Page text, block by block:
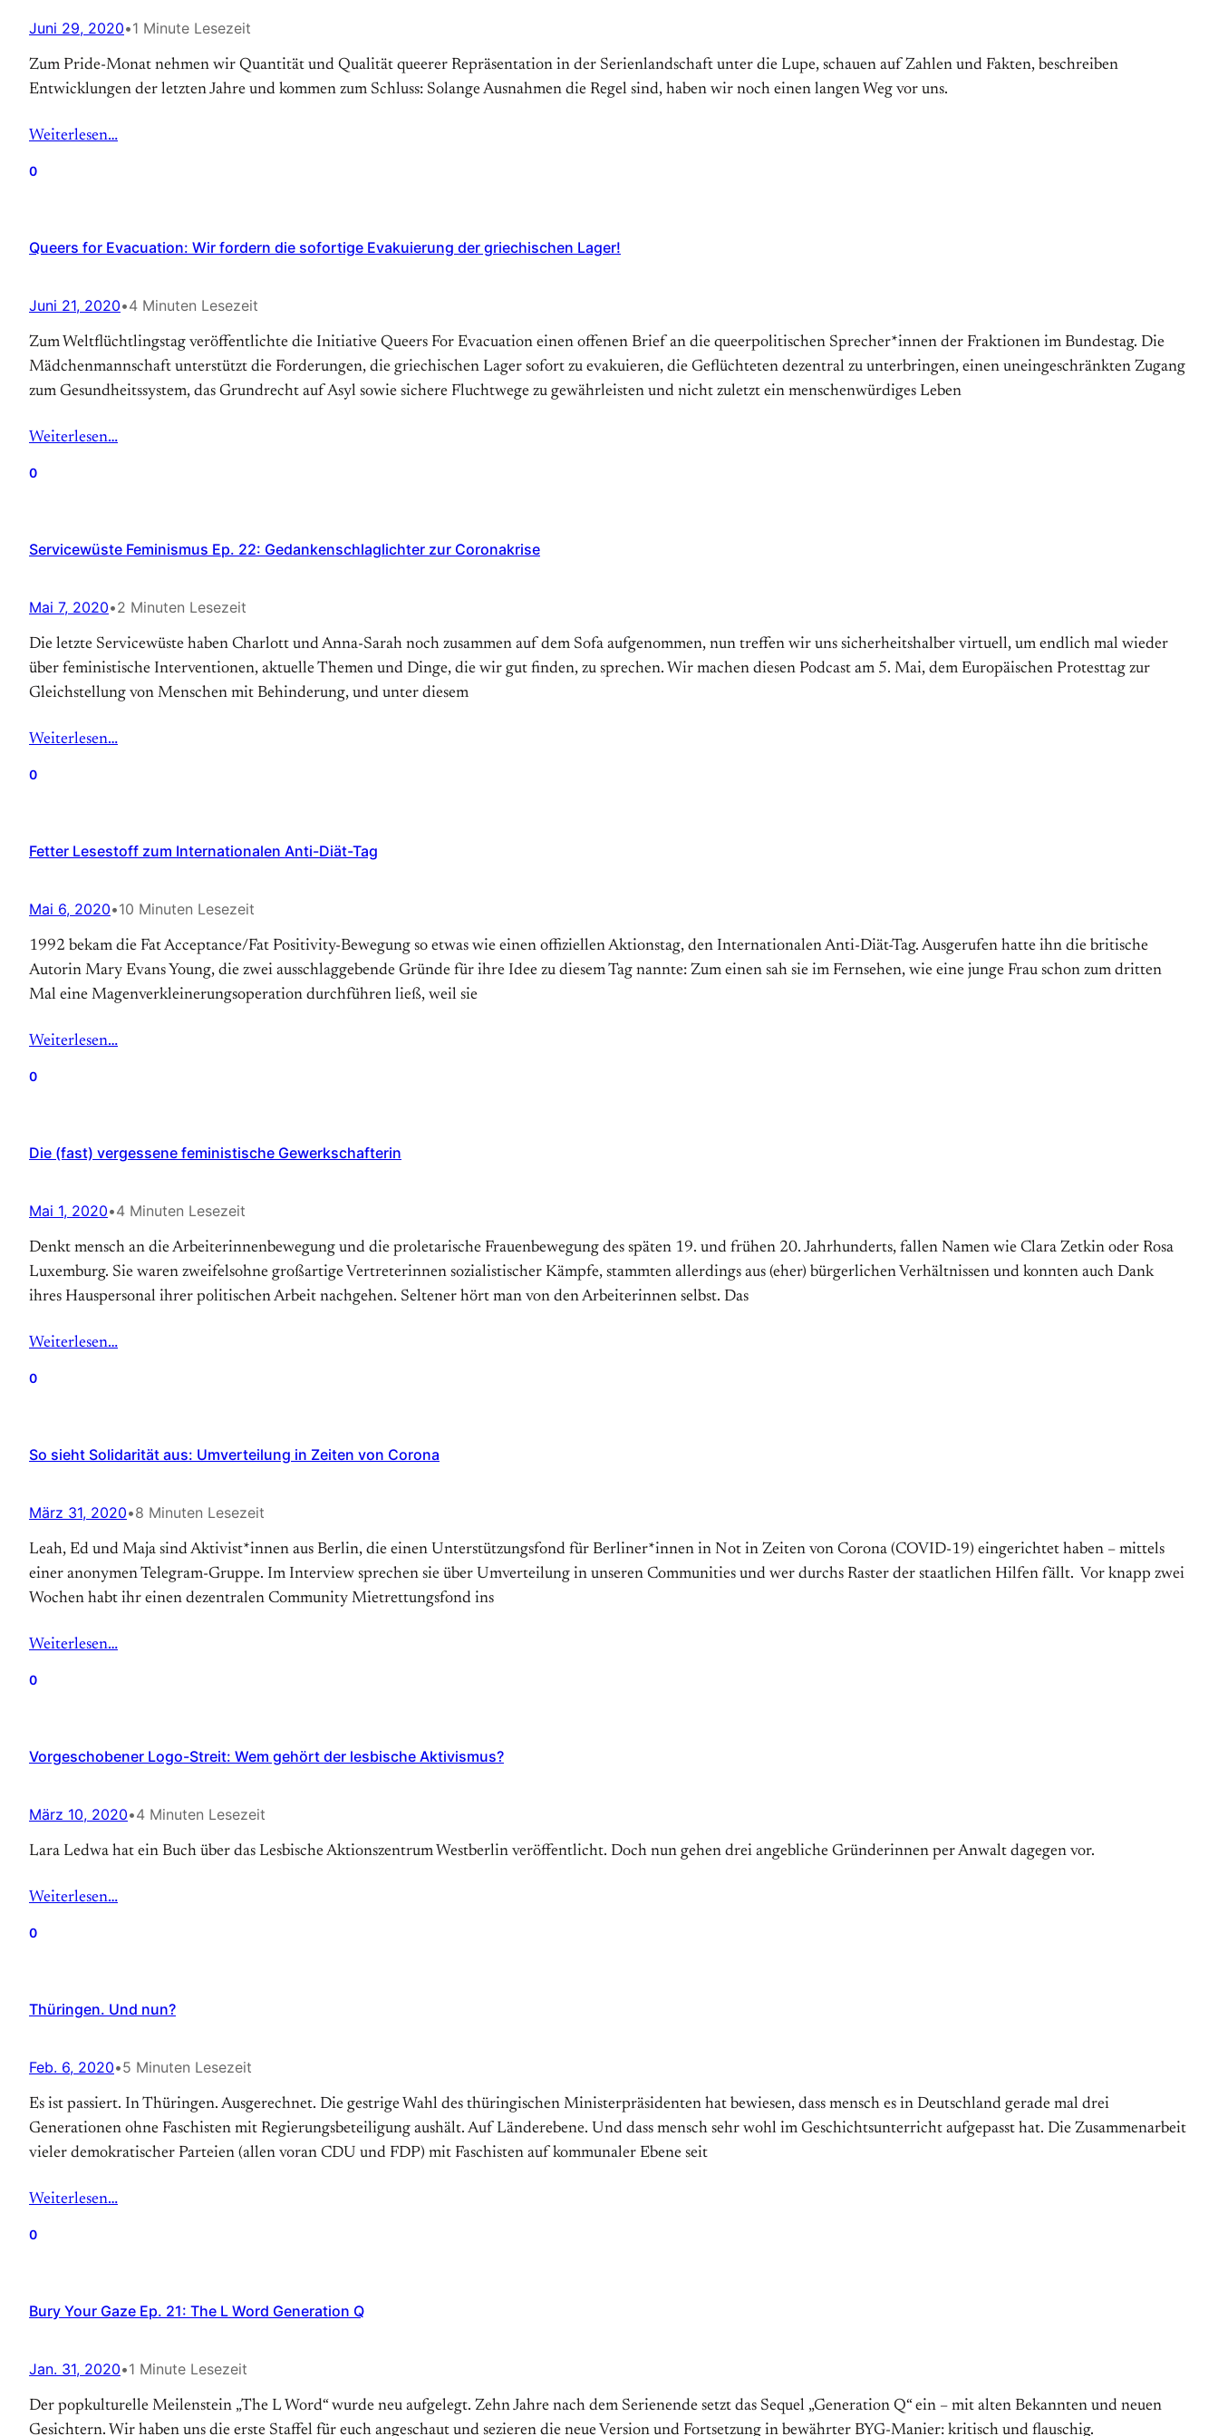
Juni 29, 2020•1 Minute Lesezeit
Zum Pride-Monat nehmen wir Quantität und Qualität queerer Repräsentation in der Serienlandschaft unter die Lupe, schauen auf Zahlen und Fakten, beschreiben
Entwicklungen der letzten Jahre und kommen zum Schluss: Solange Ausnahmen die Regel sind, haben wir noch einen langen Weg vor uns.
Weiterlesen…
0
Queers for Evacuation: Wir fordern die sofortige Evakuierung der griechischen Lager!
Juni 21, 2020•4 Minuten Lesezeit
Zum Weltflüchtlingstag veröffentlichte die Initiative Queers For Evacuation einen offenen Brief an die queerpolitischen Sprecher*innen der Fraktionen im Bundestag. Die
Mädchenmannschaft unterstützt die Forderungen, die griechischen Lager sofort zu evakuieren, die Geflüchteten dezentral zu unterbringen, einen uneingeschränkten Zugang
zum Gesundheitssystem, das Grundrecht auf Asyl sowie sichere Fluchtwege zu gewährleisten und nicht zuletzt ein menschenwürdiges Leben
Weiterlesen…
0
Servicewüste Feminismus Ep. 22: Gedankenschlaglichter zur Coronakrise
Mai 7, 2020•2 Minuten Lesezeit
Die letzte Servicewüste haben Charlott und Anna-Sarah noch zusammen auf dem Sofa aufgenommen, nun treffen wir uns sicherheitshalber virtuell, um endlich mal wieder
über feministische Interventionen, aktuelle Themen und Dinge, die wir gut finden, zu sprechen. Wir machen diesen Podcast am 5. Mai, dem Europäischen Protesttag zur
Gleichstellung von Menschen mit Behinderung, und unter diesem
Weiterlesen…
0
Fetter Lesestoff zum Internationalen Anti-Diät-Tag
Mai 6, 2020•10 Minuten Lesezeit
1992 bekam die Fat Acceptance/Fat Positivity-Bewegung so etwas wie einen offiziellen Aktions­tag, den Internationalen Anti-Diät-Tag. Aus­gerufen hatte ihn die britische
Autorin Mary Evans Young, die zwei ausschlaggebende Gründe für ihre Idee zu diesem Tag nannte: Zum einen sah sie im Fernsehen, wie eine junge Frau schon zum dritten
Mal eine Magen­verkleinerungs­operation durchführen ließ, weil sie
Weiterlesen…
0
Die (fast) vergessene feministische Gewerkschafterin
Mai 1, 2020•4 Minuten Lesezeit
Denkt mensch an die Arbeiterinnenbewegung und die proletarische Frauenbewegung des späten 19. und frühen 20. Jahrhunderts, fallen Namen wie Clara Zetkin oder Rosa
Luxemburg. Sie waren zweifelsohne großartige Vertreterinnen sozialistischer Kämpfe, stammten allerdings aus (eher) bürgerlichen Verhältnissen und konnten auch Dank
ihres Hauspersonal ihrer politischen Arbeit nachgehen. Seltener hört man von den Arbeiterinnen selbst. Das
Weiterlesen…
0
So sieht Solidarität aus: Umverteilung in Zeiten von Corona
März 31, 2020•8 Minuten Lesezeit
Leah, Ed und Maja sind Aktivist*innen aus Berlin, die einen Unterstützungsfond für Berliner*innen in Not in Zeiten von Corona (COVID-19) eingerichtet haben – mittels
einer anonymen Telegram-Gruppe. Im Interview sprechen sie über Umverteilung in unseren Communities und wer durchs Raster der staatlichen Hilfen fällt. Vor knapp zwei
Wochen habt ihr einen dezentralen Community Mietrettungsfond ins
Weiterlesen…
0
Vorgeschobener Logo-Streit: Wem gehört der lesbische Aktivismus?
März 10, 2020•4 Minuten Lesezeit
Lara Ledwa hat ein Buch über das Lesbische Aktionszentrum Westberlin veröffentlicht. Doch nun gehen drei angebliche Gründerinnen per Anwalt dagegen vor.
Weiterlesen…
0
Thüringen. Und nun?
Feb. 6, 2020•5 Minuten Lesezeit
Es ist passiert. In Thüringen. Ausgerechnet. Die gestrige Wahl des thüringischen Ministerpräsidenten hat bewiesen, dass mensch es in Deutschland gerade mal drei
Generationen ohne Faschisten mit Regierungsbeteiligung aushält. Auf Länderebene. Und dass mensch sehr wohl im Geschichtsunterricht aufgepasst hat. Die Zusammenarbeit
vieler demokratischer Parteien (allen voran CDU und FDP) mit Faschisten auf kommunaler Ebene seit
Weiterlesen…
0
Bury Your Gaze Ep. 21: The L Word Generation Q
Jan. 31, 2020•1 Minute Lesezeit
Der popkulturelle Meilenstein „The L Word“ wurde neu aufgelegt. Zehn Jahre nach dem Serienende setzt das Sequel „Generation Q“ ein – mit alten Bekannten und neuen
Gesichtern. Wir haben uns die erste Staffel für euch angeschaut und sezieren die neue Version und Fortsetzung in bewährter BYG-Manier: kritisch und flauschig.